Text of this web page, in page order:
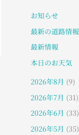
お知らせ
最新の道路情報
最新情報
本日のお天気
2026年8月 (9)
2026年7月 (31)
2026年6月 (33)
2026年5月 (35)